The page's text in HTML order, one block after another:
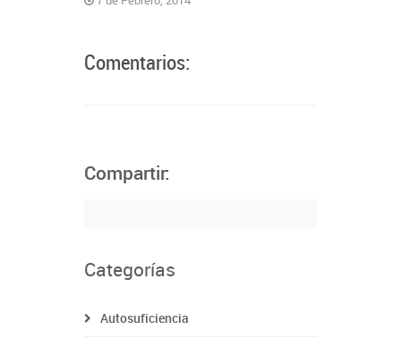
Comentarios:
Compartir:
Categorías
Autosuficiencia